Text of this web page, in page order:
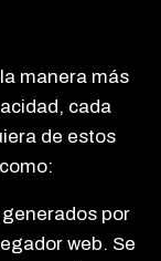
manera más
cada
de estos
por
web. Se